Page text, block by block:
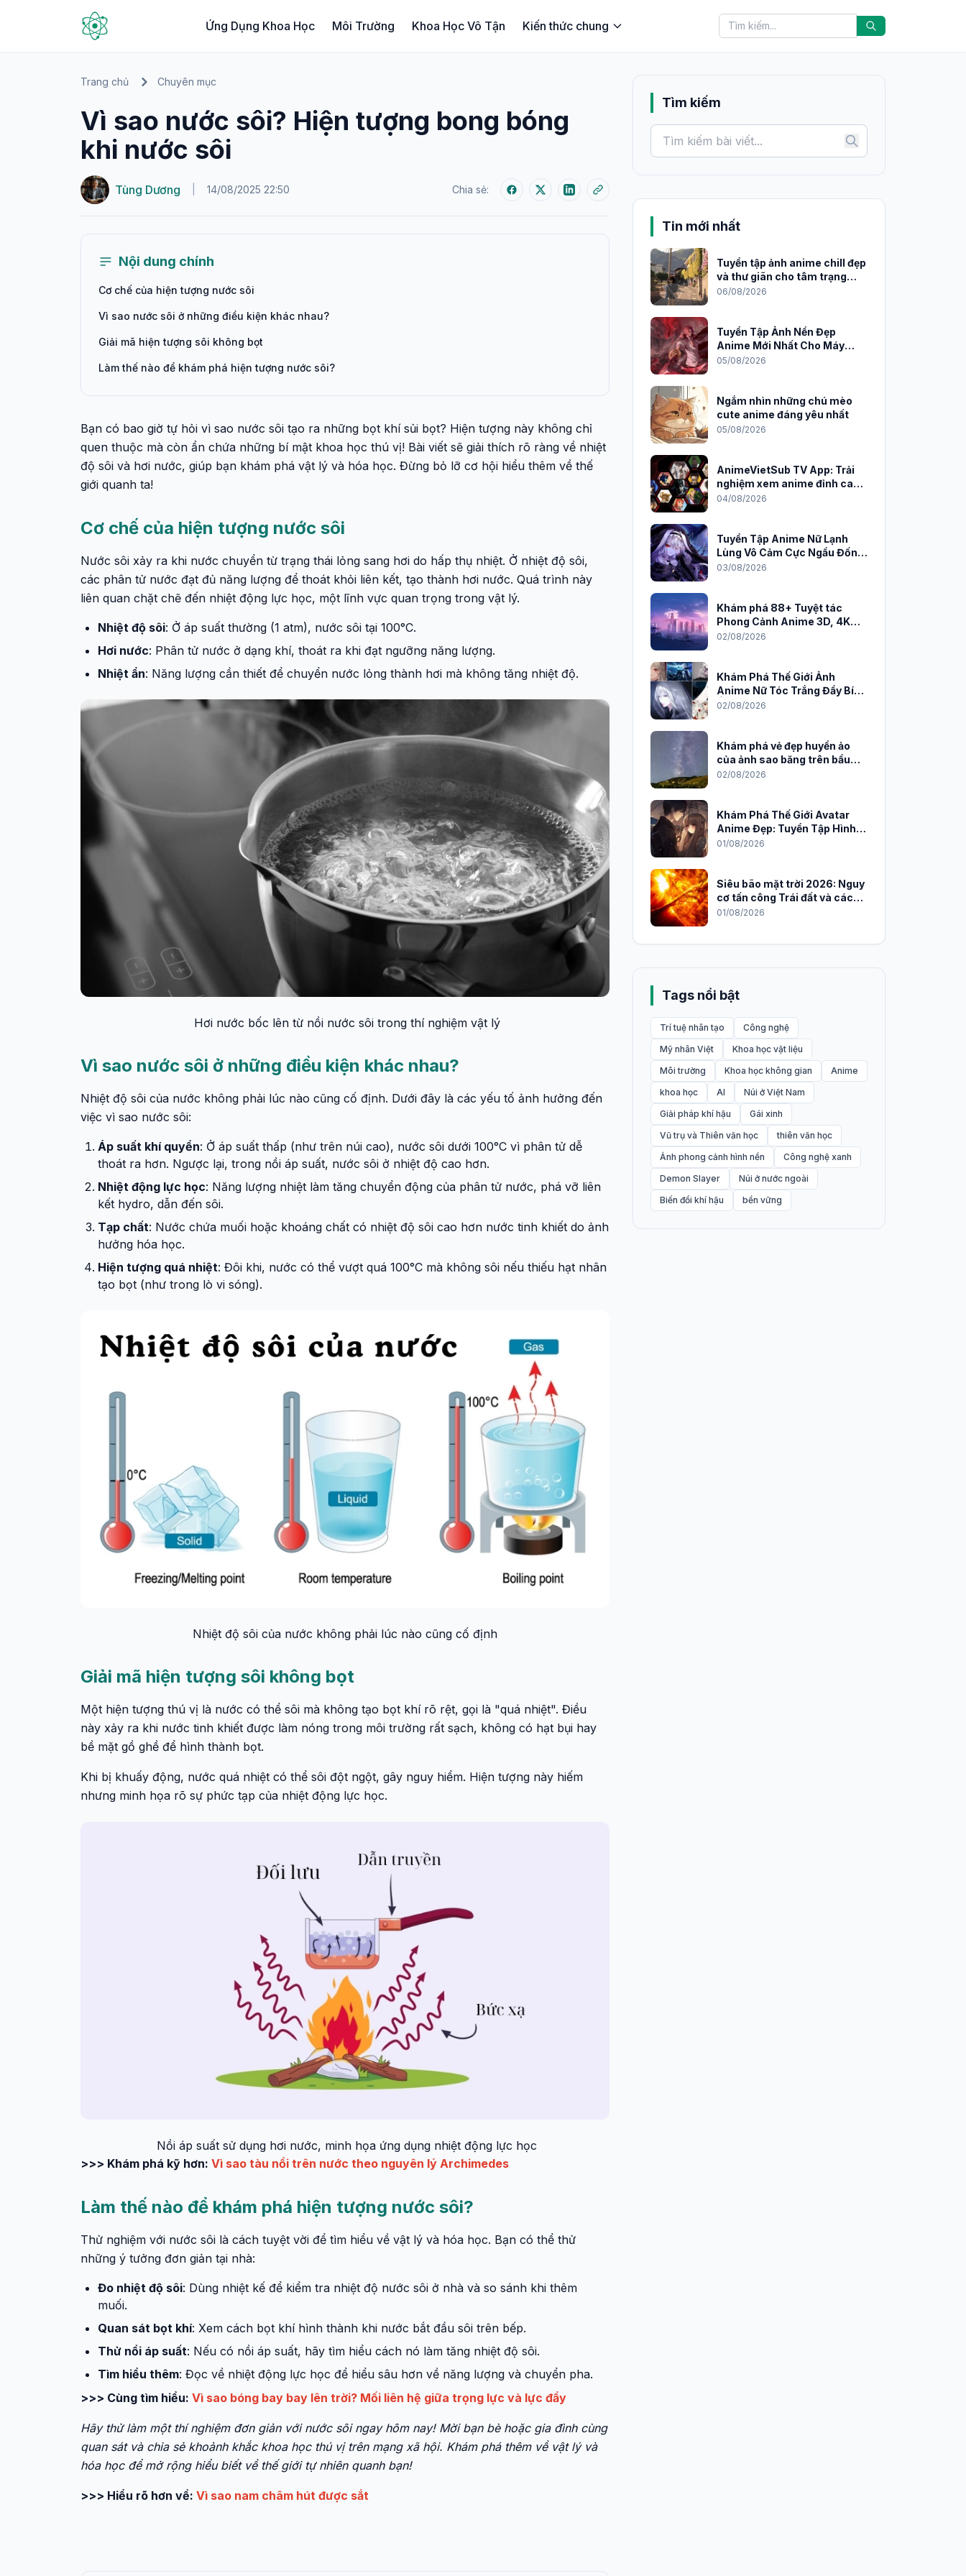
Ứng Dụng Khoa Học Môi Trường Khoa Học Vô Tận Kiến thức chung
Trang chủ Chuyên mục
Vì sao nước sôi? Hiện tượng bong bóng
khi nước sôi
Tùng Dương 14/08/2025 22:50 Chia sẻ:
Nội dung chính
Cơ chế của hiện tượng nước sôi
Vì sao nước sôi ở những điều kiện khác nhau?
Giải mã hiện tượng sôi không bọt
Làm thế nào để khám phá hiện tượng nước sôi?
Bạn có bao giờ tự hỏi vì sao nước sôi tạo ra những bọt khí sủi bọt? Hiện tượng này không chỉ
quen thuộc mà còn ẩn chứa những bí mật khoa học thú vị! Bài viết sẽ giải thích rõ ràng về nhiệt
độ sôi và hơi nước, giúp bạn khám phá vật lý và hóa học. Đừng bỏ lỡ cơ hội hiểu thêm về thế
giới quanh ta!
Cơ chế của hiện tượng nước sôi
Nước sôi xảy ra khi nước chuyển từ trạng thái lỏng sang hơi do hấp thụ nhiệt. Ở nhiệt độ sôi,
các phân tử nước đạt đủ năng lượng để thoát khỏi liên kết, tạo thành hơi nước. Quá trình này
liên quan chặt chẽ đến nhiệt động lực học, một lĩnh vực quan trọng trong vật lý.
Nhiệt độ sôi: Ở áp suất thường (1 atm), nước sôi tại 100°C.
Hơi nước: Phân tử nước ở dạng khí, thoát ra khi đạt ngưỡng năng lượng.
Nhiệt ẩn: Năng lượng cần thiết để chuyển nước lỏng thành hơi mà không tăng nhiệt độ.
Hơi nước bốc lên từ nồi nước sôi trong thí nghiệm vật lý
Vì sao nước sôi ở những điều kiện khác nhau?
Nhiệt độ sôi của nước không phải lúc nào cũng cố định. Dưới đây là các yếu tố ảnh hưởng đến
việc vì sao nước sôi:
Áp suất khí quyển: Ở áp suất thấp (như trên núi cao), nước sôi dưới 100°C vì phân tử dễ
thoát ra hơn. Ngược lại, trong nồi áp suất, nước sôi ở nhiệt độ cao hơn.
Nhiệt động lực học: Năng lượng nhiệt làm tăng chuyển động của phân tử nước, phá vỡ liên
kết hydro, dẫn đến sôi.
Tạp chất: Nước chứa muối hoặc khoáng chất có nhiệt độ sôi cao hơn nước tinh khiết do ảnh
hưởng hóa học.
Hiện tượng quá nhiệt: Đôi khi, nước có thể vượt quá 100°C mà không sôi nếu thiếu hạt nhân
tạo bọt (như trong lò vi sóng).
Nhiệt độ sôi của nước không phải lúc nào cũng cố định
Giải mã hiện tượng sôi không bọt
Một hiện tượng thú vị là nước có thể sôi mà không tạo bọt khí rõ rệt, gọi là "quá nhiệt". Điều
này xảy ra khi nước tinh khiết được làm nóng trong môi trường rất sạch, không có hạt bụi hay
bề mặt gồ ghề để hình thành bọt.
Khi bị khuấy động, nước quá nhiệt có thể sôi đột ngột, gây nguy hiểm. Hiện tượng này hiếm
nhưng minh họa rõ sự phức tạp của nhiệt động lực học.
Nồi áp suất sử dụng hơi nước, minh họa ứng dụng nhiệt động lực học
>>> Khám phá kỹ hơn: Vì sao tàu nổi trên nước theo nguyên lý Archimedes
Làm thế nào để khám phá hiện tượng nước sôi?
Thử nghiệm với nước sôi là cách tuyệt vời để tìm hiểu về vật lý và hóa học. Bạn có thể thử
những ý tưởng đơn giản tại nhà:
Đo nhiệt độ sôi: Dùng nhiệt kế để kiểm tra nhiệt độ nước sôi ở nhà và so sánh khi thêm
muối.
Quan sát bọt khí: Xem cách bọt khí hình thành khi nước bắt đầu sôi trên bếp.
Thử nồi áp suất: Nếu có nồi áp suất, hãy tìm hiểu cách nó làm tăng nhiệt độ sôi.
Tìm hiểu thêm: Đọc về nhiệt động lực học để hiểu sâu hơn về năng lượng và chuyển pha.
>>> Cùng tìm hiểu: Vì sao bóng bay bay lên trời? Mối liên hệ giữa trọng lực và lực đẩy
Hãy thử làm một thí nghiệm đơn giản với nước sôi ngay hôm nay! Mời bạn bè hoặc gia đình cùng
quan sát và chia sẻ khoảnh khắc khoa học thú vị trên mạng xã hội. Khám phá thêm về vật lý và
hóa học để mở rộng hiểu biết về thế giới tự nhiên quanh bạn!
>>> Hiểu rõ hơn về: Vì sao nam châm hút được sắt
Tìm kiếm
Tin mới nhất
Tuyển tập ảnh anime chill đẹp
và thư giãn cho tâm trạng
2026
06/08/2026
Tuyển Tập Ảnh Nền Đẹp
Anime Mới Nhất Cho Máy
Tính 2026
05/08/2026
Ngắm nhìn những chú mèo
cute anime đáng yêu nhất
05/08/2026
AnimeVietSub TV App: Trải
nghiệm xem anime đỉnh cao
trên PC
04/08/2026
Tuyển Tập Anime Nữ Lạnh
Lùng Vô Cảm Cực Ngầu Đốn
Tim Fan
03/08/2026
Khám phá 88+ Tuyệt tác
Phong Cảnh Anime 3D, 4K
Sắc Nét
02/08/2026
Khám Phá Thế Giới Ảnh
Anime Nữ Tóc Trắng Đầy Bí
Ẩn và Quyến Rũ
02/08/2026
Khám phá vẻ đẹp huyền ảo
của ảnh sao băng trên bầu
trời đêm
02/08/2026
Khám Phá Thế Giới Avatar
Anime Đẹp: Tuyển Tập Hình
Nền Độc Đáo Cho Năm 2026
01/08/2026
Siêu bão mặt trời 2026: Nguy
cơ tấn công Trái đất và cách
phòng chống
01/08/2026
Tags nổi bật
Trí tuệ nhân tạo
Công nghệ
Mỹ nhân Việt
Khoa học vật liệu
Môi trường
Khoa học không gian
Anime
khoa học
AI
Núi ở Việt Nam
Giải pháp khí hậu
Gái xinh
Vũ trụ và Thiên văn học
thiên văn học
Ảnh phong cảnh hình nền
Công nghệ xanh
Demon Slayer
Núi ở nước ngoài
Biến đổi khí hậu
bền vững